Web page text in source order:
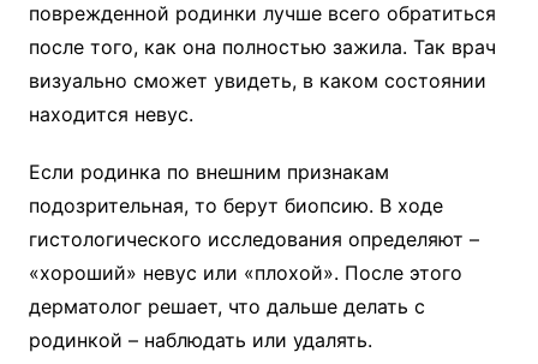
поврежденной родинки лучше всего обратиться
после того, как она полностью зажила. Так врач
визуально сможет увидеть, в каком состоянии
находится невус.
Если родинка по внешним признакам
подозрительная, то берут биопсию. В ходе
гистологического исследования определяют –
«хороший» невус или «плохой». После этого
дерматолог решает, что дальше делать с
родинкой – наблюдать или удалять.